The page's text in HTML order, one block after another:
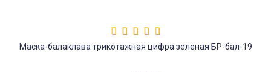
Маска-балаклава трикотажная цифра зеленая БР-бал-19